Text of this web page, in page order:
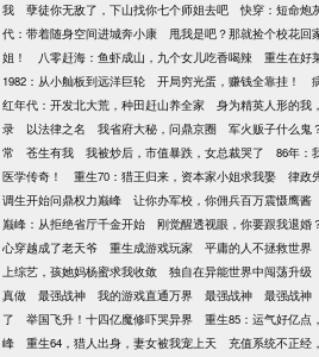
我
孽徒你无敌了，下山找你七个师姐去吧 快穿：短命炮
代：带着随身空间进城奔小康
甩我是吧？那就捡个校花回
姐！
八零赶海：鱼虾成山，九个女儿吃香喝辣 重生在好
1982：从小舢板到远洋巨轮
开局穷光蛋，赚钱全靠挂！
红年代：开发北大荒，种田赶山养全家
身为精英人形的我
录
以法律之名 我省府大秘，问鼎京圈 军火贩子什么鬼
常
苍生有我 我被炒后，市值暴跌，女总裁哭了 86年：
医学传奇！
重生70：猎王归来，资本家小姐求我娶 律政
调生开始问鼎权力巅峰
让你办军校，你佣兵百万震慑鹰酱
巅峰：从拒绝省厅千金开始
刚觉醒透视眼，你要跟我退婚
心穿越成了老天爷
重生成游戏玩家 平庸的人不拯救世界
上综艺，孩她妈杨蜜求我收敛
独自在异能世界中闯荡升级
真做
最强战神 我的游戏直通万界 最强战神 最强战神
了
举国飞升！十四亿魔修吓哭异界 重生85：运气好亿点
峰
重生64，猎人出身，妻女被我宠上天 充值系统不正经